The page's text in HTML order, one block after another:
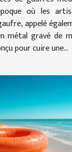
où les
appelé
métal gravé de
pour cuire une...